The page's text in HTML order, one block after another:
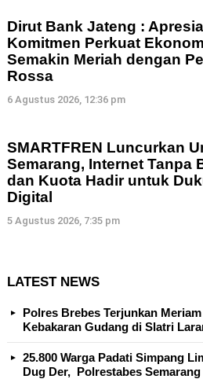
Dirut Bank Jateng :
Komitmen Perkuat
Semakin Meriah dengan
Rossa
6 Agustus 2026, 12:36 pm
SMARTFREN Luncurkan
Semarang, Internet Tanpa
dan Kuota Hadir untuk
Digital
5 Agustus 2026, 7:35 pm
LATEST NEWS
Polres Brebes Terjunkan
Kebakaran Gudang di Slatri
25.800 Warga Padati Simpang
Dug Der, Polrestabes